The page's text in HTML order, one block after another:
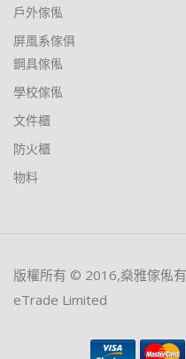
戶外傢俬
屏風系傢俱
鋼具傢俬
學校傢俬
文件櫃
防火櫃
物料
版權所有 © 2016,燊雅傢俬
eTrade Limited